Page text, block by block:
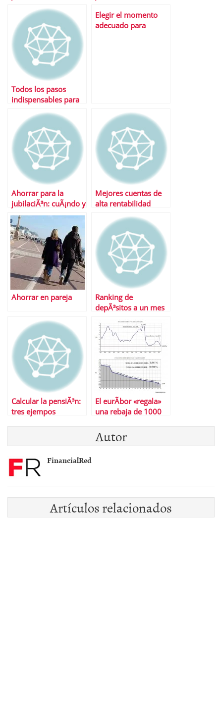
Todos los pasos
indispensables para
la jubilaciÃ³n
Elegir el momento
adecuado para
Ahorrar para la
jubilaciÃ³n: cuÃ¡ndo y
cÃ³mo debes hacerlo
Mejores cuentas de
alta rentabilidad
Ahorrar en pareja
Ranking de
depÃ³sitos a un mes
Calcular la pensiÃ³n:
tres ejempos
El eurÃ­bor «regala»
una rebaja de 1000
Autor
FinancialRed
Artículos relacionados